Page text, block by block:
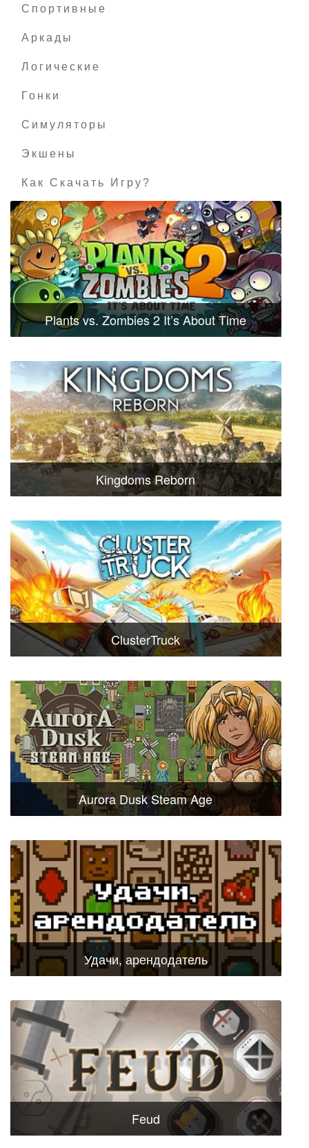
Спортивные
Аркады
Логические
Гонки
Симуляторы
Экшены
Как Скачать Игру?
Plants vs. Zombies 2 It’s About Time
Kingdoms Reborn
ClusterTruck
Aurora Dusk Steam Age
Удачи, арендодатель
Feud